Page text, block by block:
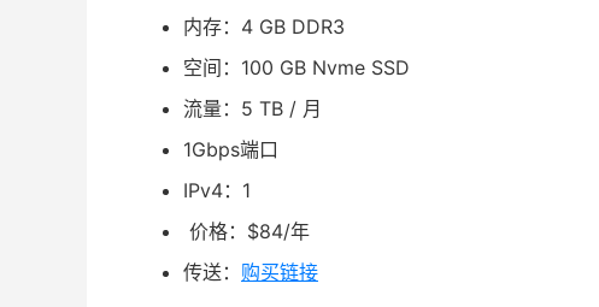
内存：4 GB DDR3
空间：100 GB Nvme SSD
流量：5 TB / 月
1Gbps端口
IPv4：1
价格：$84/年
传送： 购买链接